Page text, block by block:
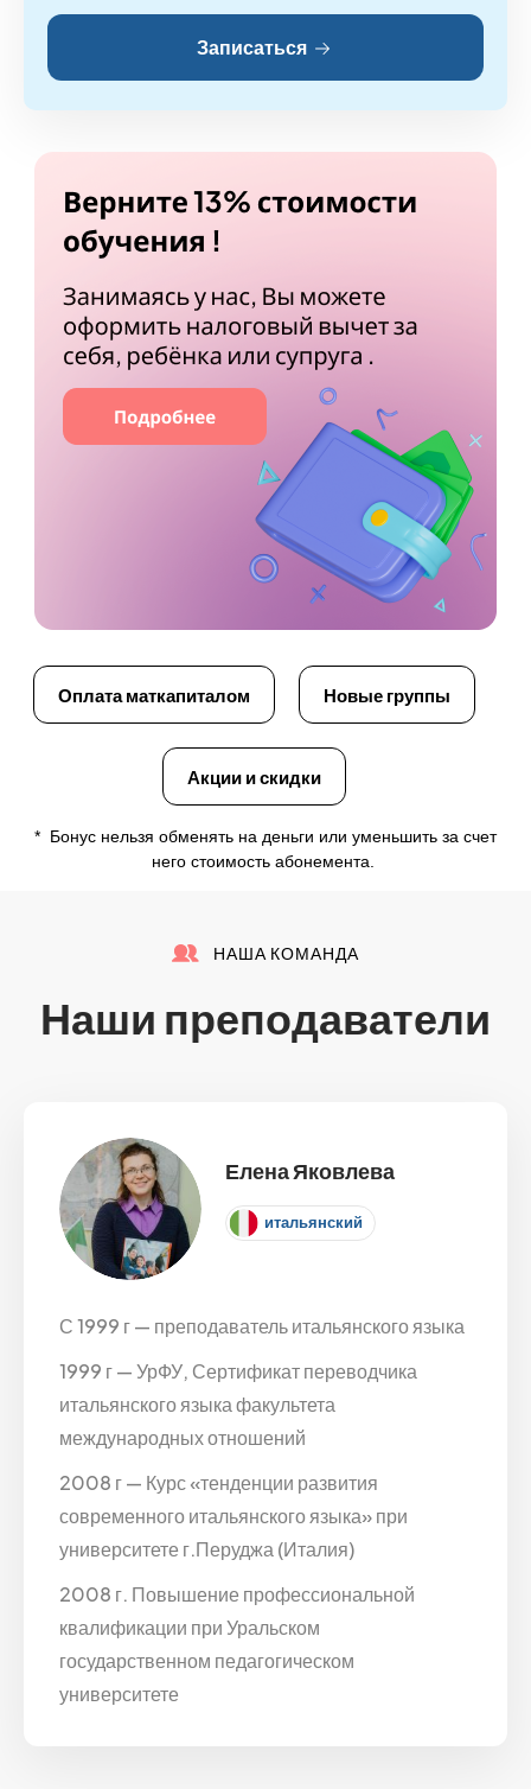
Записаться
Оплата маткапиталом Новые группы
Акции и скидки
* Бонус нельзя обменять на деньги или уменьшить за счет
него стоимость абонемента.
НАША КОМАНДА
Наши преподаватели
Елена Яковлева
итальянский
С 1999 г — преподаватель итальянского языка
1999 г — УрФУ, Сертификат переводчика
итальянского языка факультета
международных отношений
2008 г — Курс «тенденции развития
современного итальянского языка» при
университете г.Перуджа (Италия)
2008 г. Повышение профессиональной
квалификации при Уральском
государственном педагогическом
университете